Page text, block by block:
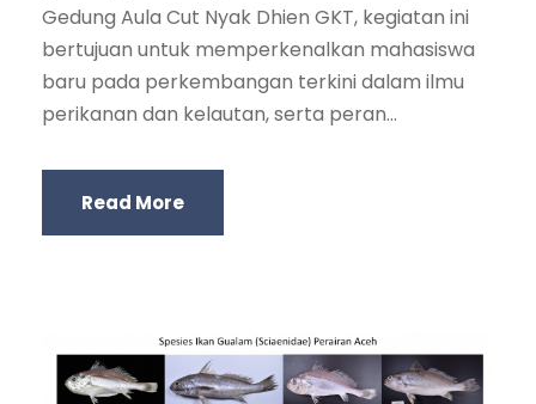
Gedung Aula Cut Nyak Dhien GKT, kegiatan ini
bertujuan untuk memperkenalkan mahasiswa
baru pada perkembangan terkini dalam ilmu
perikanan dan kelautan, serta peran...
Read More